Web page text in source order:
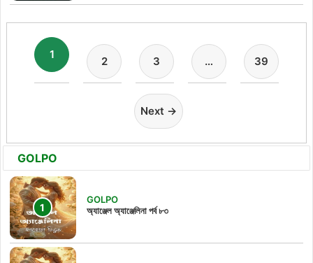
1
2 3 … 39
Next →
GOLPO
GOLPO
অ্যাঞ্জেল অ্যাঞ্জেলিনা পর্ব ৮৩